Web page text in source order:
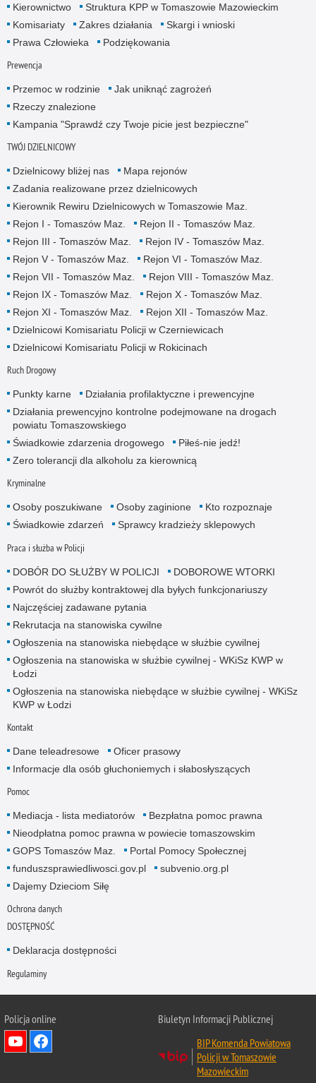
Kierownictwo
Struktura KPP w Tomaszowie Mazowieckim
Komisariaty
Zakres działania
Skargi i wnioski
Prawa Człowieka
Podziękowania
Prewencja
Przemoc w rodzinie
Jak uniknąć zagrożeń
Rzeczy znalezione
Kampania "Sprawdź czy Twoje picie jest bezpieczne"
TWÓJ DZIELNICOWY
Dzielnicowy bliżej nas
Mapa rejonów
Zadania realizowane przez dzielnicowych
Kierownik Rewiru Dzielnicowych w Tomaszowie Maz.
Rejon I - Tomaszów Maz.
Rejon II - Tomaszów Maz.
Rejon III - Tomaszów Maz.
Rejon IV - Tomaszów Maz.
Rejon V - Tomaszów Maz.
Rejon VI - Tomaszów Maz.
Rejon VII - Tomaszów Maz.
Rejon VIII - Tomaszów Maz.
Rejon IX - Tomaszów Maz.
Rejon X - Tomaszów Maz.
Rejon XI - Tomaszów Maz.
Rejon XII - Tomaszów Maz.
Dzielnicowi Komisariatu Policji w Czerniewicach
Dzielnicowi Komisariatu Policji w Rokicinach
Ruch Drogowy
Punkty karne
Działania profilaktyczne i prewencyjne
Działania prewencyjno kontrolne podejmowane na drogach
powiatu Tomaszowskiego
Świadkowie zdarzenia drogowego
Piłeś-nie jedź!
Zero tolerancji dla alkoholu za kierownicą
Kryminalne
Osoby poszukiwane Osoby zaginione
Kto rozpoznaje
Świadkowie zdarzeń
Sprawcy kradzieży sklepowych
Praca i służba w Policji
DOBÓR DO SŁUŻBY W POLICJI
DOBOROWE WTORKI
Powrót do służby kontraktowej dla byłych funkcjonariuszy
Najczęściej zadawane pytania
Rekrutacja na stanowiska cywilne
Ogłoszenia na stanowiska niebędące w służbie cywilnej
Ogłoszenia na stanowiska w służbie cywilnej - WKiSz KWP w
Łodzi
Ogłoszenia na stanowiska niebędące w służbie cywilnej - WKiSz
KWP w Łodzi
Kontakt
Dane teleadresowe
Oficer prasowy
Informacje dla osób głuchoniemych i słabosłyszących
Pomoc
Mediacja - lista mediatorów
Bezpłatna pomoc prawna
Nieodpłatna pomoc prawna w powiecie tomaszowskim
GOPS Tomaszów Maz.
Portal Pomocy Społecznej
funduszsprawiedliwosci.gov.pl
subvenio.org.pl
Dajemy Dzieciom Siłę
Ochrona danych
DOSTĘPNOŚĆ
Deklaracja dostępności
Regulaminy
Policja online
Biuletyn Informacji Publicznej
BIP Komenda Powiatowa
Policji w Tomaszowie
Mazowieckim